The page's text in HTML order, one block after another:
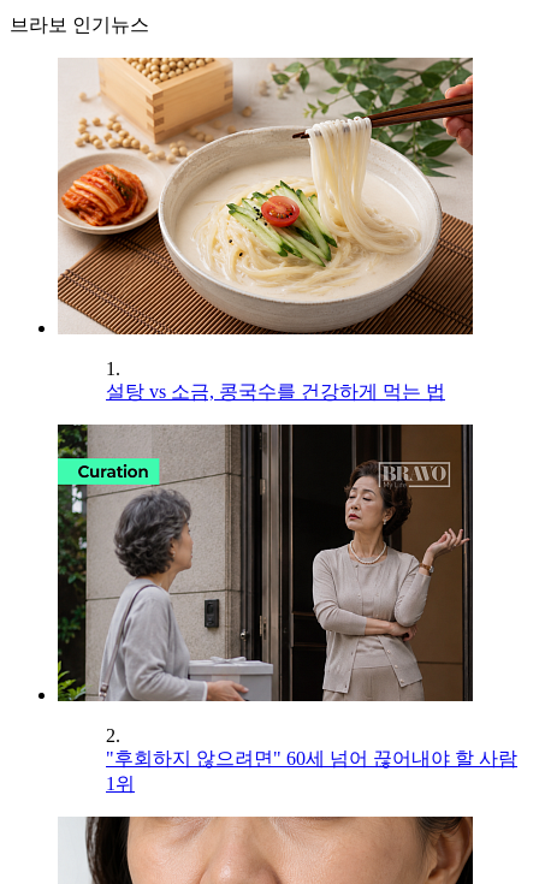
브라보 인기뉴스
1.
설탕 vs 소금, 콩국수를 건강하게 먹는 법
2.
"후회하지 않으려면" 60세 넘어 끊어내야 할 사람
1위